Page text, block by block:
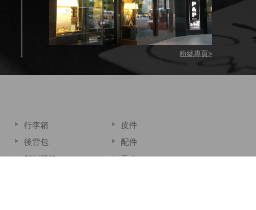
粉絲專頁>
行李箱
後背包
智能腕錶
皮件
配件
香水